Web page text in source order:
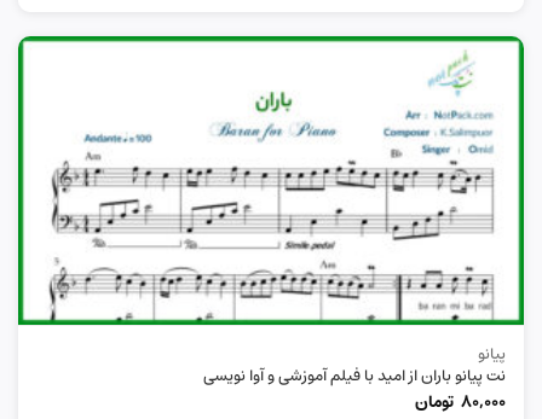
پیانو
نت پیانو باران از امید با فیلم آموزشی و آوا نویسی
80,000 تومان